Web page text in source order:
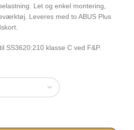
Let og enkel montering,
Leveres med to ABUS Plus
SS3620:210 klasse C ved F&P.